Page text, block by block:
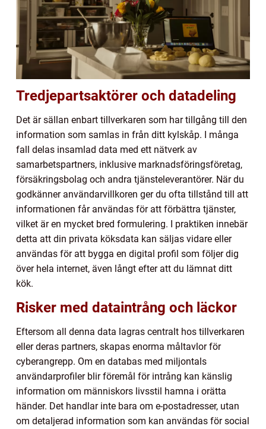
Tredjepartsaktörer och datadeling
Det är sällan enbart tillverkaren som har tillgång till den
information som samlas in från ditt kylskåp. I många
fall delas insamlad data med ett nätverk av
samarbetspartners, inklusive marknadsföringsföretag,
försäkringsbolag och andra tjänsteleverantörer. När du
godkänner användarvillkoren ger du ofta tillstånd till att
informationen får användas för att förbättra tjänster,
vilket är en mycket bred formulering. I praktiken innebär
detta att din privata köksdata kan säljas vidare eller
användas för att bygga en digital profil som följer dig
över hela internet, även långt efter att du lämnat ditt
kök.
Risker med dataintrång och läckor
Eftersom all denna data lagras centralt hos tillverkaren
eller deras partners, skapas enorma måltavlor för
cyberangrepp. Om en databas med miljontals
användarprofiler blir föremål för intrång kan känslig
information om människors livsstil hamna i orätta
händer. Det handlar inte bara om e-postadresser, utan
om detaljerad information som kan användas för social